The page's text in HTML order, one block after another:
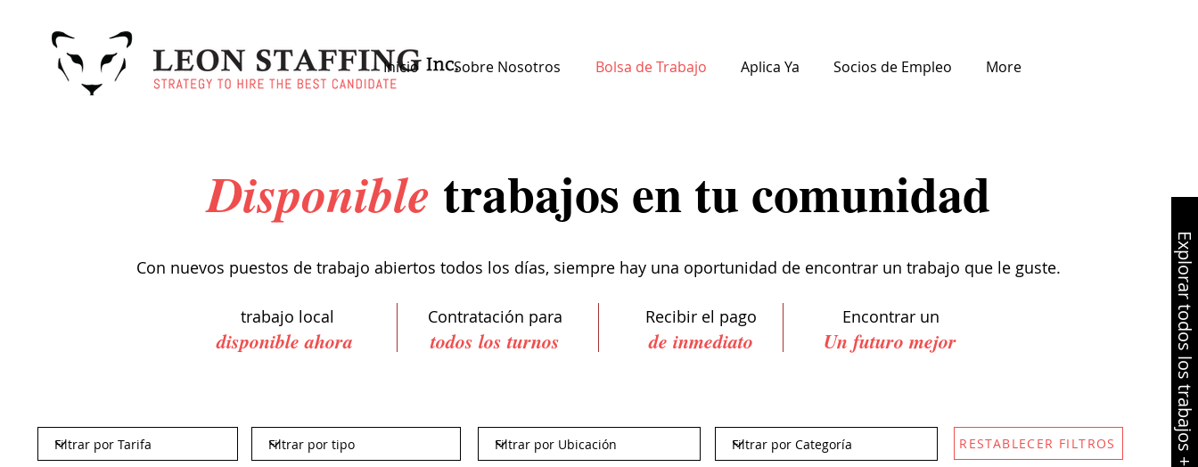
Explorar todos los trabajos +
Inicio Sobre Nosotros Bolsa de Trabajo Aplica Ya Socios de Empleo More
Disponible trabajos en tu comunidad
Con nuevos puestos de trabajo abiertos todos los días, siempre hay una oportunidad de encontrar un trabajo que le guste.
trabajo local
disponible ahora
Contratación para
todos los turnos
Recibir el pago
de inmediato
Encontrar un
Un futuro mejor
RESTABLECER FILTROS